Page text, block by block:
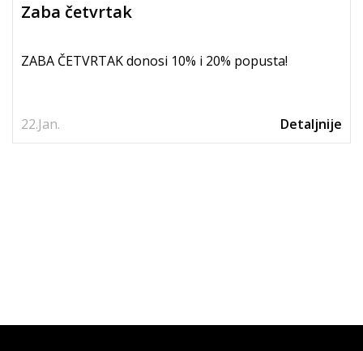
22.Jan.
Zaba četvrtak
ZABA ČETVRTAK donosi 10% i 20% popusta!
Detaljnije